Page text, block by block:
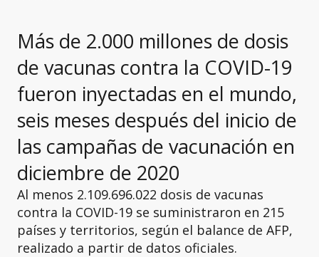
Más de 2.000 millones de dosis
de vacunas contra la COVID-19
fueron inyectadas en el mundo,
seis meses después del inicio de
las campañas de vacunación en
diciembre de 2020
Al menos 2.109.696.022 dosis de vacunas
contra la COVID-19 se suministraron en 215
países y territorios, según el balance de AFP,
realizado a partir de datos oficiales.